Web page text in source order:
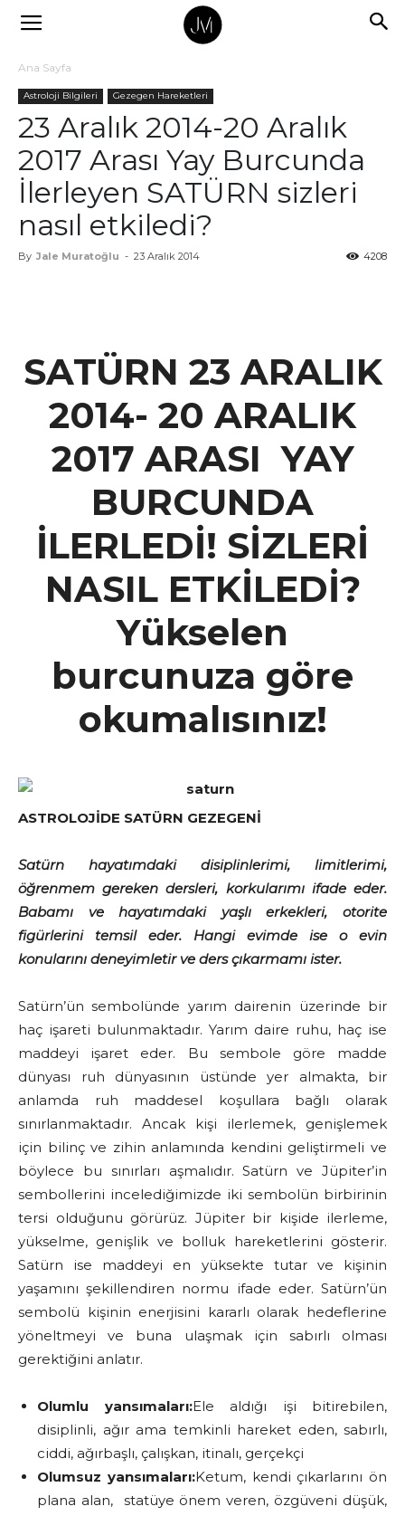
Ana Sayfa
Astroloji Bilgileri Gezegen Hareketleri
23 Aralık 2014-20 Aralık
2017 Arası Yay Burcunda
İlerleyen SATÜRN sizleri
nasıl etkiledi?
By Jale Muratoğlu - 23 Aralık 2014 4208
SATÜRN 23 ARALIK
2014- 20 ARALIK
2017 ARASI YAY
BURCUNDA
İLERLEDİ! SİZLERİ
NASIL ETKİLEDİ?
Yükselen
burcunuza göre
okumalısınız!
ASTROLOJİDE SATÜRN GEZEGENİ
Satürn hayatımdaki disiplinlerimi, limitlerimi,
öğrenmem gereken dersleri, korkularımı ifade eder.
Babamı ve hayatımdaki yaşlı erkekleri, otorite
figürlerini temsil eder. Hangi evimde ise o evin
konularını deneyimletir ve ders çıkarmamı ister.
Satürn’ün sembolünde yarım dairenin üzerinde bir
haç işareti bulunmaktadır. Yarım daire ruhu, haç ise
maddeyi işaret eder. Bu sembole göre madde
dünyası ruh dünyasının üstünde yer almakta, bir
anlamda ruh maddesel koşullara bağlı olarak
sınırlanmaktadır. Ancak kişi ilerlemek, genişlemek
için bilinç ve zihin anlamında kendini geliştirmeli ve
böylece bu sınırları aşmalıdır. Satürn ve Jüpiter’in
sembollerini incelediğimizde iki sembolün birbirinin
tersi olduğunu görürüz. Jüpiter bir kişide ilerleme,
yükselme, genişlik ve bolluk hareketlerini gösterir.
Satürn ise maddeyi en yüksekte tutar ve kişinin
yaşamını şekillendiren normu ifade eder. Satürn’ün
sembolü kişinin enerjisini kararlı olarak hedeflerine
yöneltmeyi ve buna ulaşmak için sabırlı olması
gerektiğini anlatır.
Olumlu yansımaları:Ele aldığı işi bitirebilen,
disiplinli, ağır ama temkinli hareket eden, sabırlı,
ciddi, ağırbaşlı, çalışkan, itinalı, gerçekçi
Olumsuz yansımaları:Ketum, kendi çıkarlarını ön
plana alan, statüye önem veren, özgüveni düşük,